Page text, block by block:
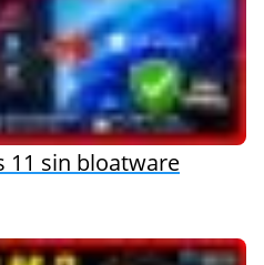
11 sin bloatware